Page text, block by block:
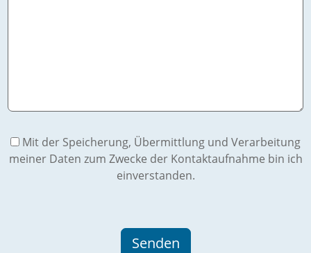
Mit der Speicherung, Übermittlung und Verarbeitung
meiner Daten zum Zwecke der Kontaktaufnahme bin ich
einverstanden.